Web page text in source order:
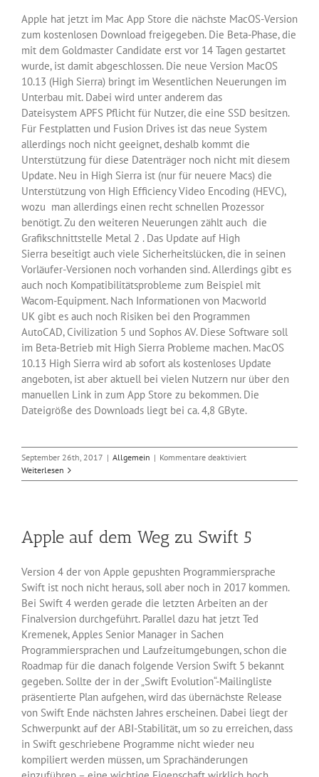
Apple hat jetzt im Mac App Store die nächste MacOS-Version
zum kostenlosen Download freigegeben. Die Beta-Phase, die
mit dem Goldmaster Candidate erst vor 14 Tagen gestartet
wurde, ist damit abgeschlossen. Die neue Version MacOS
10.13 (High Sierra) bringt im Wesentlichen Neuerungen im
Unterbau mit. Dabei wird unter anderem das
Dateisystem APFS Pflicht für Nutzer, die eine SSD besitzen.
Für Festplatten und Fusion Drives ist das neue System
allerdings noch nicht geeignet, deshalb kommt die
Unterstützung für diese Datenträger noch nicht mit diesem
Update. Neu in High Sierra ist (nur für neuere Macs) die
Unterstützung von High Efficiency Video Encoding (HEVC),
wozu man allerdings einen recht schnellen Prozessor
benötigt. Zu den weiteren Neuerungen zählt auch die
Grafikschnittstelle Metal 2 . Das Update auf High
Sierra beseitigt auch viele Sicherheitslücken, die in seinen
Vorläufer-Versionen noch vorhanden sind. Allerdings gibt es
auch noch Kompatibilitätsprobleme zum Beispiel mit
Wacom-Equipment. Nach Informationen von Macworld
UK gibt es auch noch Risiken bei den Programmen
AutoCAD, Civilization 5 und Sophos AV. Diese Software soll
im Beta-Betrieb mit High Sierra Probleme machen. MacOS
10.13 High Sierra wird ab sofort als kostenloses Update
angeboten, ist aber aktuell bei vielen Nutzern nur über den
manuellen Link in zum App Store zu bekommen. Die
Dateigröße des Downloads liegt bei ca. 4,8 GByte.
September 26th, 2017 | Allgemein | Kommentare deaktiviertfür
bringt
Sierra
Weiterlesen
Apple auf dem Weg zu Swift 5
Version 4 der von Apple gepushten Programmiersprache
Swift ist noch nicht heraus, soll aber noch in 2017 kommen.
Bei Swift 4 werden gerade die letzten Arbeiten an der
Finalversion durchgeführt. Parallel dazu hat jetzt Ted
Kremenek, Apples Senior Manager in Sachen
Programmiersprachen und Laufzeitumgebungen, schon die
Roadmap für die danach folgende Version Swift 5 bekannt
gegeben. Sollte der in der „Swift Evolution“-Mailingliste
präsentierte Plan aufgehen, wird das übernächste Release
von Swift Ende nächsten Jahres erscheinen. Dabei liegt der
Schwerpunkt auf der ABI-Stabilität, um so zu erreichen, dass
in Swift geschriebene Programme nicht wieder neu
kompiliert werden müssen, um Sprachänderungen